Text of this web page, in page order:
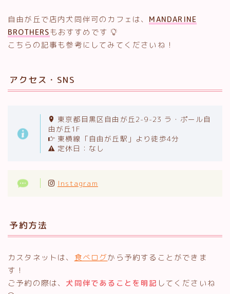
自由が丘で店内犬同伴可のカフェは、 MANDARINE
BROTHERSもおすすめです
こちらの記事も参考にしてみてくださいね！
アクセス・SNS
東京都目黒区自由が丘2-9-23 ラ・ポール自
由が丘1F
東横線「自由が丘駅」より徒歩4分
定休日：なし
Instagram
予約方法
カスタネットは、 食べログから予約することができま
す！
ご予約の際は、 犬同伴であることを明記 してくださいね